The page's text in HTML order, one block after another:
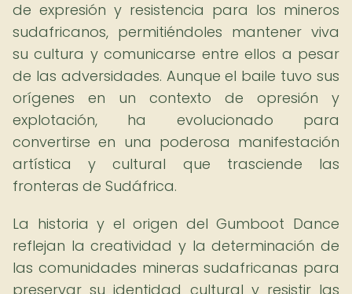
de expresión y resistencia para los mineros
sudafricanos, permitiéndoles mantener viva
su cultura y comunicarse entre ellos a pesar
de las adversidades. Aunque el baile tuvo sus
orígenes en un contexto de opresión y
explotación, ha evolucionado para
convertirse en una poderosa manifestación
artística y cultural que trasciende las
fronteras de Sudáfrica.
La historia y el origen del Gumboot Dance
reflejan la creatividad y la determinación de
las comunidades mineras sudafricanas para
preservar su identidad cultural y resistir las